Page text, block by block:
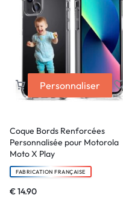
Personnaliser
Coque Bords Renforcées
Personnalisée pour Motorola
Moto X Play
FABRICATION FRANÇAISE
€14.90